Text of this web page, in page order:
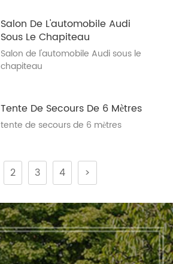
Salon De L'automobile Audi
Sous Le Chapiteau
Salon de l'automobile Audi sous le
chapiteau
Tente De Secours De 6 Mètres
tente de secours de 6 mètres
2 3 4 >